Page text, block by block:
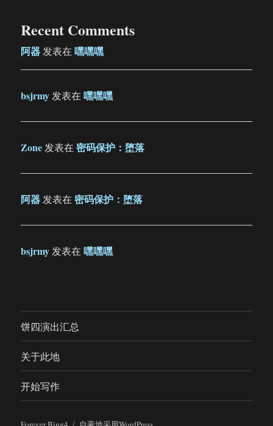
Recent Comments
阿器发表在嘿嘿嘿
bsjrmy发表在嘿嘿嘿
Zone发表在密码保护：堕落
阿器发表在密码保护：堕落
bsjrmy发表在嘿嘿嘿
饼四演出汇总
关于此地
开始写作